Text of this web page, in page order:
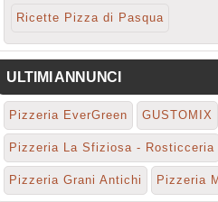
Ricette Pizza di Pasqua
ULTIMI ANNUNCI
Pizzeria EverGreen GUSTOMIX
Pizzeria La Sfiziosa - Rosticceria
Pizzeria Grani Antichi Pizzeria